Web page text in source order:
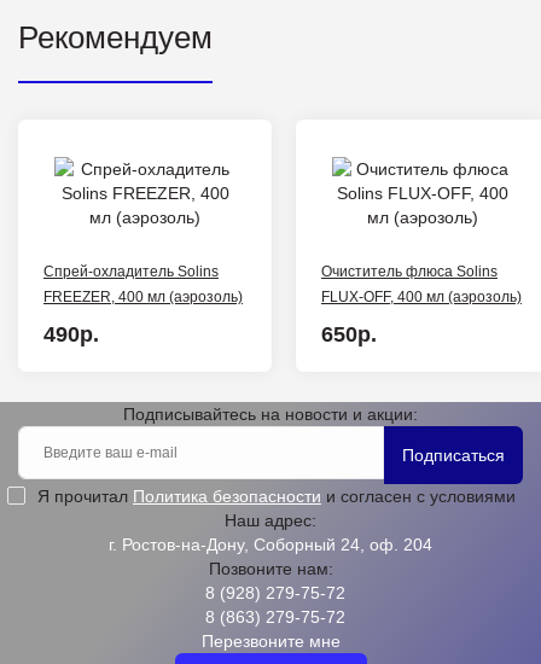
Рекомендуем
Спрей-охладитель Solins
FREEZER, 400 мл (аэрозоль)
490р.
Очиститель флюса Solins
FLUX-OFF, 400 мл (аэрозоль)
650р.
Подписывайтесь на новости и акции:
Подписаться
Я прочитал Политика безопасности и согласен с условиями
Наш адрес:
г. Ростов-на-Дону, Соборный 24, оф. 204
Позвоните нам:
8 (928) 279-75-72
8 (863) 279-75-72
Перезвоните мне